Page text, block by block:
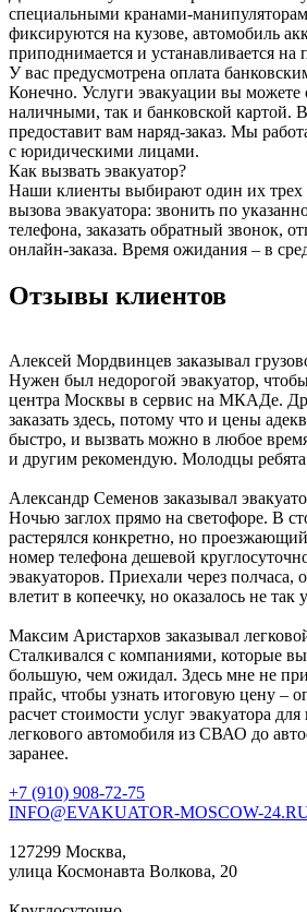
специальными кранами-
фиксируются на кузове, автомобиль
приподнимается и устанавливается на
У вас предусмотрена оплата
Конечно. Услуги эвакуации вы можете
наличными, так и банковской картой.
предоставит вам наряд-заказ. Мы
с юридическими лицами.
Как вызвать эвакуатор?
Наши клиенты выбирают один их трех
вызова эвакуатора: звонить по
телефона, заказать обратный звонок,
онлайн-заказа. Время ожидания – в
Отзывы клиентов
Алексей Мордвинцев заказывал
Нужен был недорогой эвакуатор,
центра Москвы в сервис на МКАДе.
заказать здесь, потому что и цены
быстро, и вызвать можно в любое
и другим рекомендую. Молодцы
Александр Семенов заказывал
Ночью заглох прямо на светофоре. В
растерялся конкретно, но
номер телефона дешевой
эвакуаторов. Приехали через полчаса,
влетит в копеечку, но оказалось не
Максим Аристархов заказывал
Сталкивался с компаниями, которые
большую, чем ожидал. Здесь мне не
прайс, чтобы узнать итоговую цену –
расчет стоимости услуг эвакуатора
легкового автомобиля из СВАО до
заранее.
+7 (910) 908-72-75
INFO@EVAKUATOR-MOSCOW-
127299 Москва,
улица Космонавта Волкова, 20